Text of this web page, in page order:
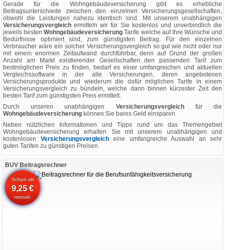
Gerade für die Wohngebäudeversicherung gibt es erhebliche
Beitragsunterschiede zwischen den einzelnen Versicherungsgesellschaften,
obwohl die Leistungen nahezu identisch sind. Mit unserem unabhängigen
Versicherungsvergleich ermitteln wir für Sie kostenlos und unverbindlich die
jeweils bestenWohngebäudeversicherung Tarife welche auf Ihre Wünsche und
Bedürfnisse optimiert sind, zum günstigsten Beitrag. Für den einzelnen
Verbraucher wäre ein solcher Versicherungsvergleich so gut wie nicht oder nur
mit einem enormen Zeitaufwand durchführbar, denn auf Grund der großen
Anzahl am Markt existierender Gesellschaften den passenden Tarif zum
bestmöglichen Preis zu finden, bedarf es einer umfangreichen und aktuellen
Vergleichssoftware in der alle Versicherungen, deren angebotenen
Versicherungsprodukte und wiederum die dafür möglichen Tarife in einem
Versicherungsvergleich zu bündeln, welche dann binnen kürzester Zeit den
besten Tarif zum günstigsten Preis ermittelt.
Durch unseren unabhängigen Versicherungsvergleichfür die
Wohngebäudeversicherung können Sie bares Geld einsparen.
Neben nützlichen Informationen und Tipps rund um das Themengebiet
Wohngebäudeversicherung erhalten Sie mit unserem unabhängigen und
kostenlosen Versicherungsvergleicheine umfangreiche Auswahl an sehr
guten Tarifen zu günstigen Preisen.
BUV Beitragsrechner
Schon ab
9,25 €
monatl.